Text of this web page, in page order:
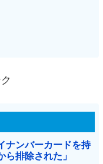
ナンバーカードを持
ら排除された」